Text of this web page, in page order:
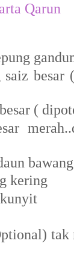
Qarun
besar
(
bawang
kering
tak